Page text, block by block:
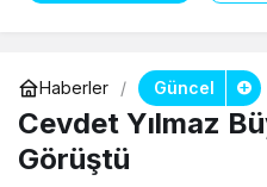
Haberler Güncel
Cevdet Yılmaz
Görüştü